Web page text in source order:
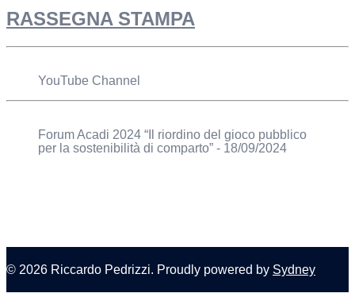
RASSEGNA STAMPA
YouTube Channel
Forum Acadi 2024 “Il riordino del gioco pubblico
per la sostenibilità di comparto” - 18/09/2024
© 2026 Riccardo Pedrizzi. Proudly powered by Sydney